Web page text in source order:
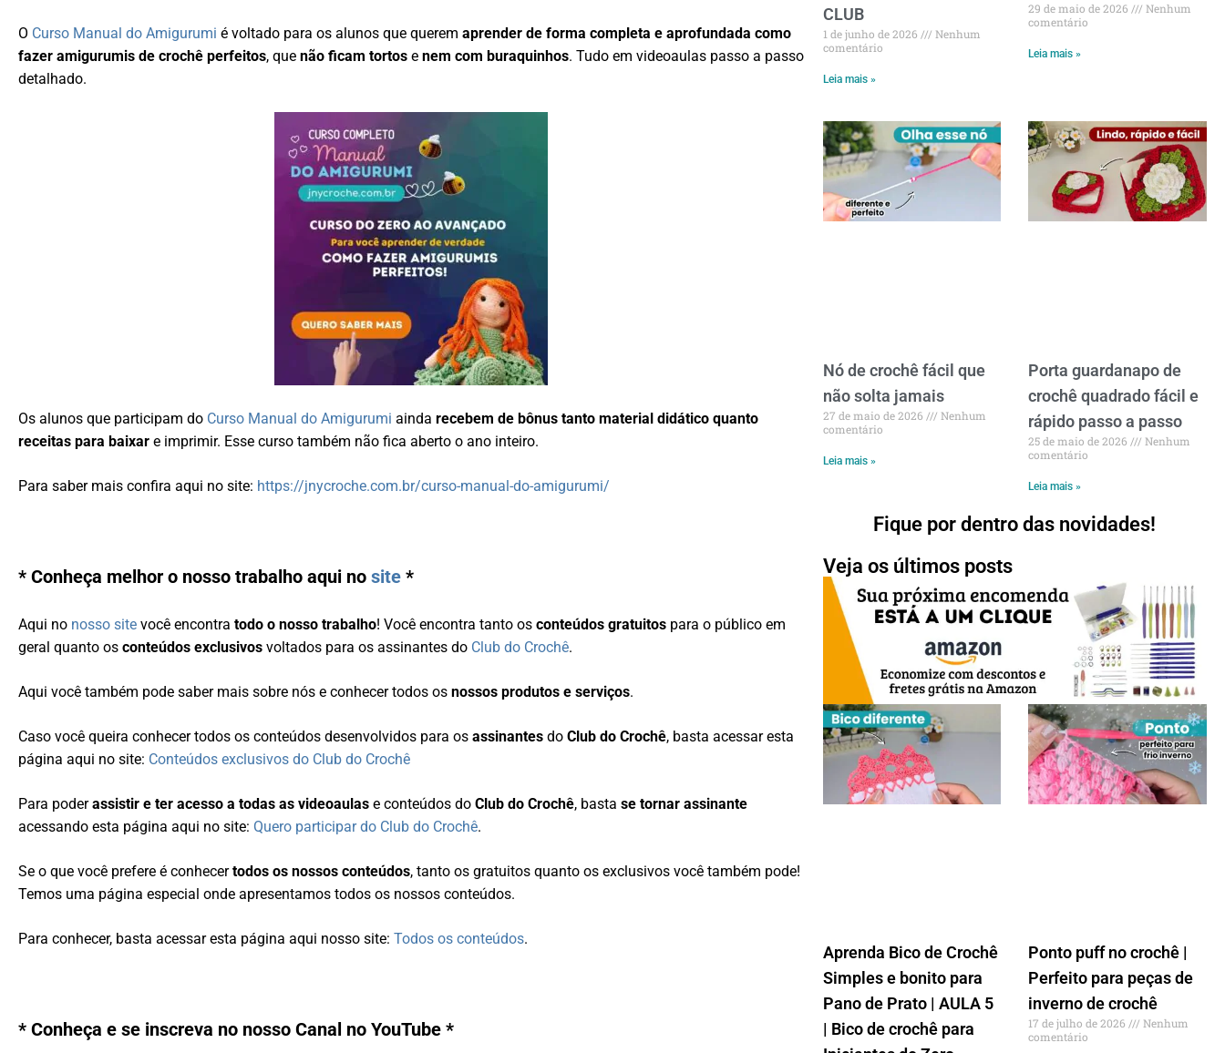
CLUB
1 de junho de 2026
Nenhum
comentário
Leia mais »
29 de maio de 2026
Nenhum
comentário
Leia mais »
Nó de crochê fácil que
não solta jamais
27 de maio de 2026
Nenhum
comentário
Leia mais »
Porta guardanapo de
crochê quadrado fácil e
rápido passo a passo
25 de maio de 2026
Nenhum
comentário
Leia mais »
Fique por dentro das novidades!
Veja os últimos posts
Aprenda Bico de Crochê
Simples e bonito para
Pano de Prato | AULA 5
| Bico de crochê para
Ponto puff no crochê |
Perfeito para peças de
inverno de crochê
17 de julho de 2026
Nenhum
comentário
O Curso Manual do Amigurumi é voltado para os alunos que queremaprender de forma completa e aprofundada como
fazer amigurumis de crochê perfeitos, quenão ficam tortos enem com buraquinhos. Tudo em videoaulas passo a passo
detalhado.
Os alunos que participam do Curso Manual do Amigurumi aindarecebem de bônus tanto material didático quanto
receitas para baixar e imprimir. Esse curso também não fica aberto o ano inteiro.
Para saber mais confira aqui no site: https://jnycroche.com.br/curso-manual-do-amigurumi/
* Conheça melhor o nosso trabalho aqui nosite *
Aqui no nosso site você encontratodo o nosso trabalho! Você encontra tanto osconteúdos gratuitos para o público em
geral quanto osconteúdos exclusivos voltados para os assinantes do Club do Crochê.
Aqui você também pode saber mais sobre nós e conhecer todos osnossos produtos e serviços.
Caso você queira conhecer todos os conteúdos desenvolvidos para osassinantes doClub do Crochê, basta acessar esta
página aqui no site: Conteúdos exclusivos do Club do Crochê
Para poderassistir e ter acesso a todas as videoaulas e conteúdos doClub do Crochê, bastase tornar assinante
acessando esta página aqui no site:Quero participar do Club do Crochê.
Se o que você prefere é conhecertodos os nossos conteúdos, tanto os gratuitos quanto os exclusivos você também pode!
Temos uma página especial onde apresentamos todos os nossos conteúdos.
Para conhecer, basta acessar esta página aqui nosso site:Todos os conteúdos.
* Conheça e se inscreva no nosso Canal no YouTube *